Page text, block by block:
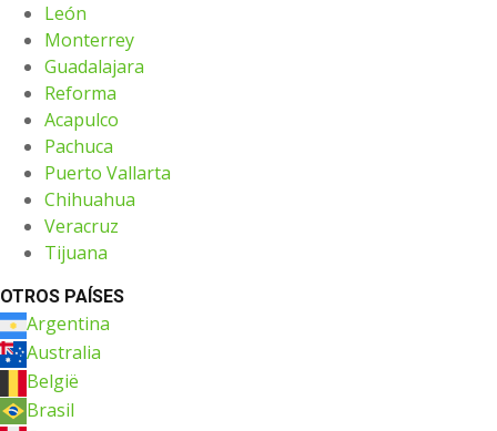
León
Monterrey
Guadalajara
Reforma
Acapulco
Pachuca
Puerto Vallarta
Chihuahua
Veracruz
Tijuana
OTROS PAÍSES
Argentina
Australia
België
Brasil